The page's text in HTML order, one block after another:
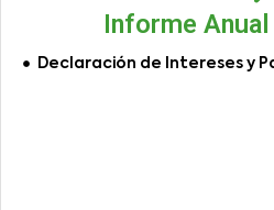
Informe Anual
Declaración de Intereses y